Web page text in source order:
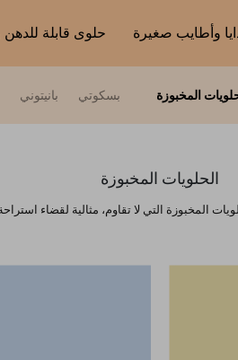
وأطايب صغيرة حلوى قابلة
المخبوزة بسكوتي بانيتوني
الحلويات المخبوزة
المخبوزة التي لا تقاوم، مثالية لقضاء